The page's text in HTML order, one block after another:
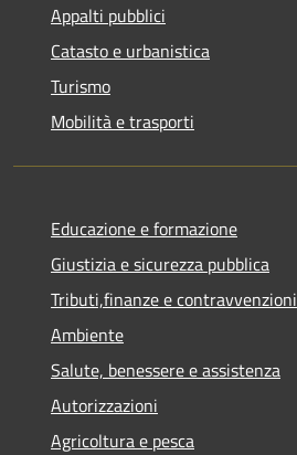
Appalti pubblici
Catasto e urbanistica
Turismo
Mobilità e trasporti
Educazione e formazione
Giustizia e sicurezza pubblica
Tributi,finanze e contravvenzioni
Ambiente
Salute, benessere e assistenza
Autorizzazioni
Agricoltura e pesca